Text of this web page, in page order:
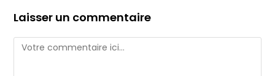
Laisser un commentaire
Comment